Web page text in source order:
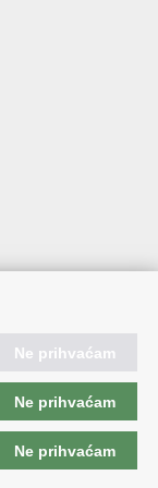
Ne prihvaćam
Ne prihvaćam
Ne prihvaćam